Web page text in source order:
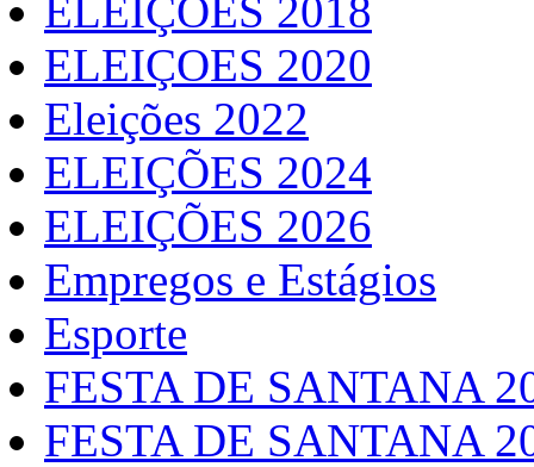
ELEIÇOES 2018
ELEIÇOES 2020
Eleições 2022
ELEIÇÕES 2024
ELEIÇÕES 2026
Empregos e Estágios
Esporte
FESTA DE SANTANA
FESTA DE SANTANA